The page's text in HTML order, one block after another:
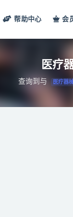
帮助中心 会
医疗
查询到与 医疗器